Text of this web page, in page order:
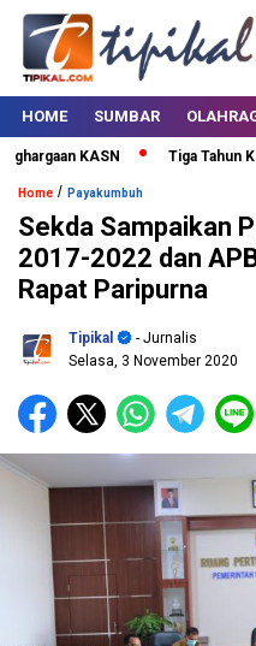
HOME SUMBAR
KASN Tiga Tahun
Home / Payakumbuh
Sekda Sampaikan
2017-2022 dan
Rapat Paripurna
Tipikal
- Jurnalis
Selasa, 3 November 2020